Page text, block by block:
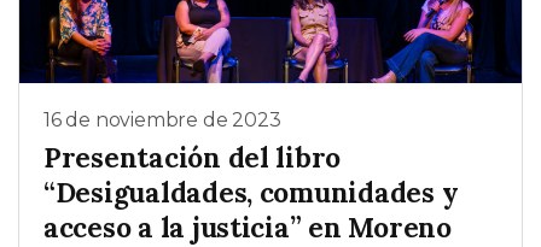
16 de noviembre de 2023
Presentación del libro
“Desigualdades, comunidades y
acceso a la justicia” en Moreno